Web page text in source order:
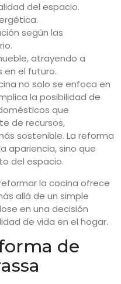
del espacio.
según las
atrayendo a
el futuro.
no solo se enfoca en
la posibilidad de
que
de recursos,
sostenible. La reforma
apariencia, sino que
del espacio.
la cocina ofrece
allá de un simple
en una decisión
de vida en el hogar.
de